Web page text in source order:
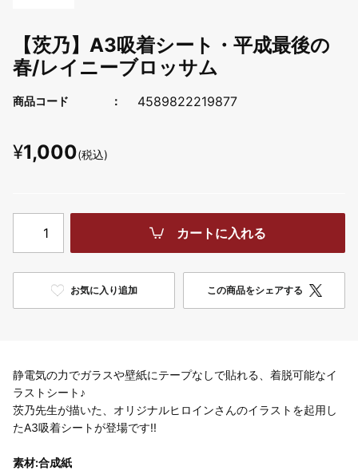
【茨乃】A3吸着シート・平成最後の
春/レイニーブロッサム
商品コード 4589822219877
¥1,000(税込)
カートに入れる
お気に入り追加 この商品をシェアする
静電気の力でガラスや壁紙にテープなしで貼れる、着脱可能なイ
ラストシート♪
茨乃先生が描いた、オリジナルヒロインさんのイラストを起用し
たA3吸着シートが登場です!!
素材:合成紙